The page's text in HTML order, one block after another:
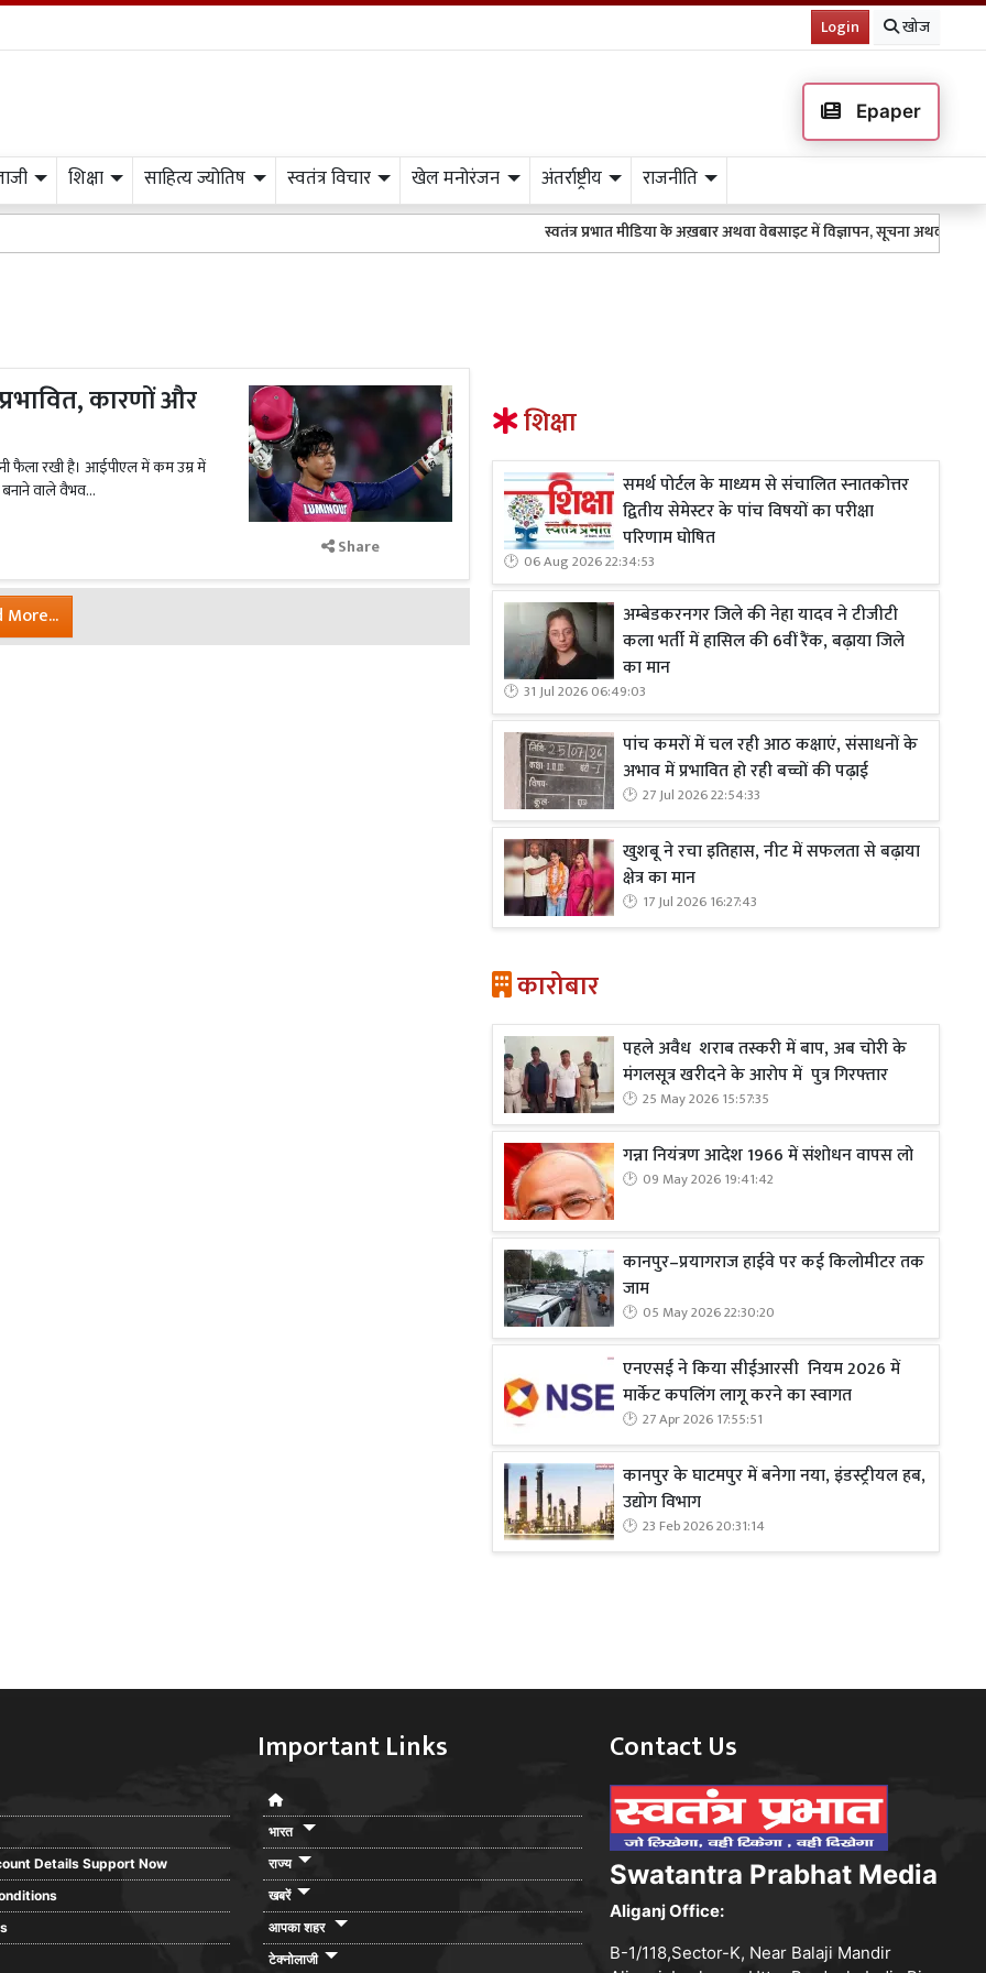
Login खोज
Epaper
शिक्षा साहित्य ज्योतिष स्वतंत्र विचार खेल मनोरंजन अंतर्राष्ट्रीय राजनीति
स्वतंत्र प्रभात मीडिया के अख़बार अथवा वेबसाइट में विज्ञापन, सूचना अथवा किसी
कारणों और
फैला रखी है। आईपीएल में कम उम्र में
बनाने वाले वैभव...
Share
More...
शिक्षा
समर्थ पोर्टल के माध्यम से संचालित स्नातकोत्तर
द्वितीय सेमेस्टर के पांच विषयों का परीक्षा
परिणाम घोषित
06 Aug 2026 22:34:53
अम्बेडकरनगर जिले की नेहा यादव ने टीजीटी
कला भर्ती में हासिल की 6वीं रैंक, बढ़ाया जिले
का मान
31 Jul 2026 06:49:03
पांच कमरों में चल रही आठ कक्षाएं, संसाधनों के
अभाव में प्रभावित हो रही बच्चों की पढ़ाई
27 Jul 2026 22:54:33
खुशबू ने रचा इतिहास, नीट में सफलता से बढ़ाया
क्षेत्र का मान
17 Jul 2026 16:27:43
कारोबार
पहले अवैध शराब तस्करी में बाप, अब चोरी के
मंगलसूत्र खरीदने के आरोप में पुत्र गिरफ्तार
25 May 2026 15:57:35
गन्ना नियंत्रण आदेश 1966 में संशोधन वापस लो
09 May 2026 19:41:42
कानपुर–प्रयागराज हाईवे पर कई किलोमीटर तक
जाम
05 May 2026 22:30:20
एनएसई ने किया सीईआरसी नियम 2026 में
मार्केट कपलिंग लागू करने का स्वागत
27 Apr 2026 17:55:51
कानपुर के घाटमपुर में बनेगा नया, इंडस्ट्रीयल हब,
उद्योग विभाग
23 Feb 2026 20:31:14
Details Support Now
Important Links
भारत
राज्य
खबरें
आपका शहर
टेक्नोलाजी
Contact Us
Swatantra Prabhat Media
Aliganj Office:
B-1/118,Sector-K, Near Balaji Mandir